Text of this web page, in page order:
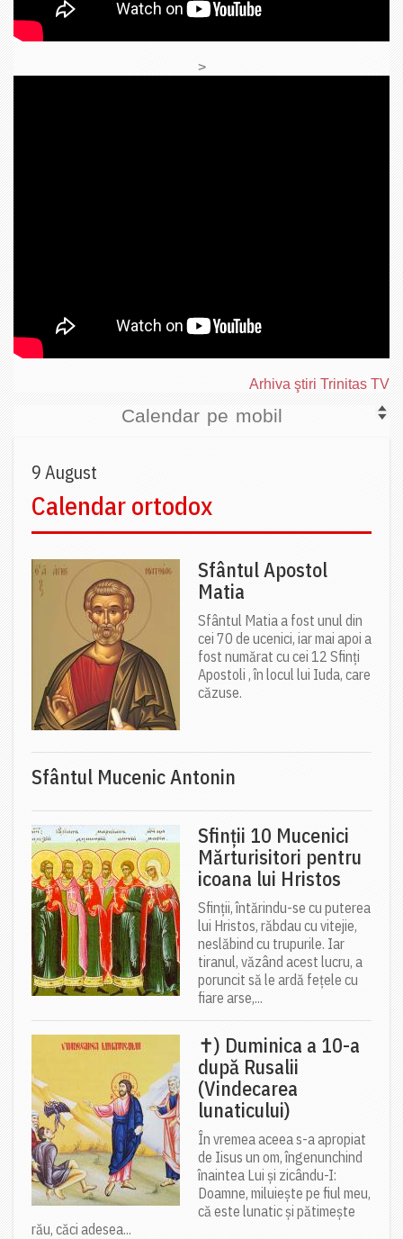
>
Arhiva ştiri Trinitas TV
Calendar pe mobil
9 August
Calendar ortodox
Sfântul Apostol
Matia
Sfântul Matia a fost unul din
cei 70 de ucenici, iar mai apoi a
fost numărat cu cei 12 Sfinți
Apostoli , în locul lui Iuda, care
căzuse.
Sfântul Mucenic Antonin
Sfinții 10 Mucenici
Mărturisitori pentru
icoana lui Hristos
Sfinții, întărindu-se cu puterea
lui Hristos, răbdau cu vitejie,
neslăbind cu trupurile. Iar
tiranul, văzând acest lucru, a
poruncit să le ardă fețele cu
fiare arse,...
✝) Duminica a 10-a
după Rusalii
(Vindecarea
lunaticului)
În vremea aceea s-a apropiat
de Iisus un om, îngenunchind
înaintea Lui și zicându-I:
Doamne, miluiește pe fiul meu,
că este lunatic și pătimește
rău, căci adesea...